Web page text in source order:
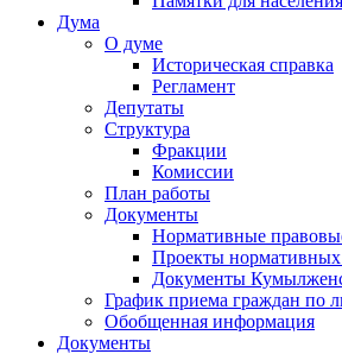
Дума
О думе
Историческая справка
Регламент
Депутаты
Структура
Фракции
Комиссии
План работы
Документы
Нормативные
Проекты
Документы
График приема граждан по
Обобщенная информация
Документы